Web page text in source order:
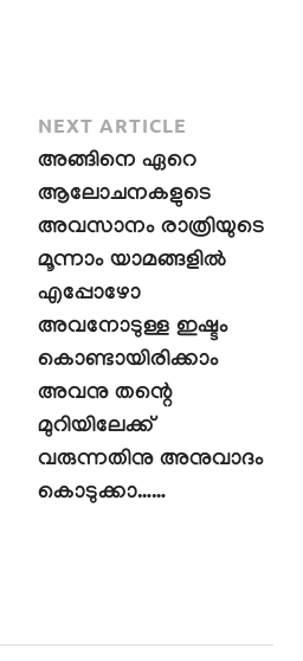
NEXT ARTICLE
അങ്ങിനെ ഏറെ
ആലോചനകളുടെ
അവസാനം രാത്രിയുടെ
മൂന്നാം യാമങ്ങളിൽ
എപ്പോഴോ
അവനോടുള്ള ഇഷ്ടം
കൊണ്ടായിരിക്കാം
അവനു തന്റെ
മുറിയിലേക്ക്
വരുന്നതിനു അനുവാദം
കൊടുക്കാ……